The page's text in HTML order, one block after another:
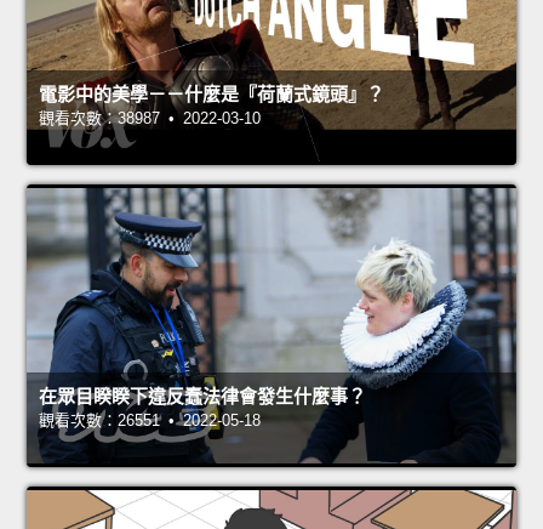
電影中的美學－－什麼是『荷蘭式鏡頭』？
觀看次數：38987 • 2022-03-10
在眾目睽睽下違反蠢法律會發生什麼事？
觀看次數：26551 • 2022-05-18